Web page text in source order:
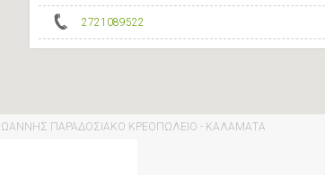
2721089522
ΠΑΡΑΔΟΣΙΑΚΟ ΚΡΕΟΠΩΛΕΙΟ - ΚΑΛΑΜΑΤΑ